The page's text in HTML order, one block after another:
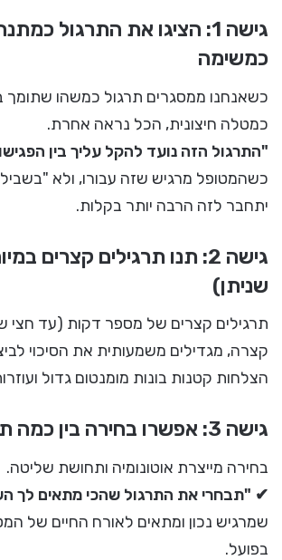
גישה 1: הציגו את התרגול
כמשימה
כשאנחנו ממסגרים תרגול כמשהו שתומך
כמטלה חיצונית, הכל נראה אחרת.
"התרגול הזה נועד להקל עליך בין
כשהמטופל מרגיש שזה עבורו, ולא
יתחבר לזה הרבה יותר בקלות.
גישה 2: תנו תרגילים קצרים
שניתן)
תרגילים קצרים של מספר דקות (עד חצי
קצרה, מגדילים משמעותית את הסיכוי
הצלחות קטנות בונות מומנטום גדול
גישה 3: אפשרו בחירה בין כמה תרגולים
בחירה מייצרת אוטונומיה ותחושת שליטה.
✔ "תבחרי את התרגול שהכי מתאים לך
שמרגיש נכון ומתאים לאורח החיים של
בפועל.